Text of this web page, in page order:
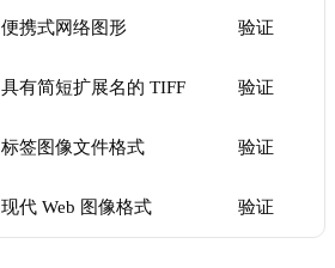
便携式网络图形 验证
具有简短扩展名的 TIFF 验证
标签图像文件格式 验证
现代 Web 图像格式 验证